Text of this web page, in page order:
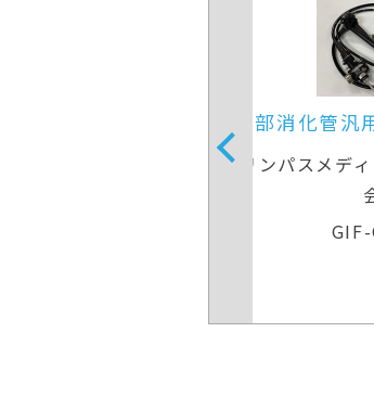
ディカルシステムズ株式
上部消化
オリンパス